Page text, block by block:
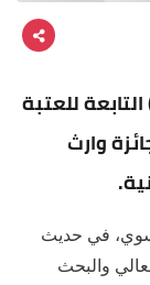
للعتبة
وارث
في حديث
والبحث